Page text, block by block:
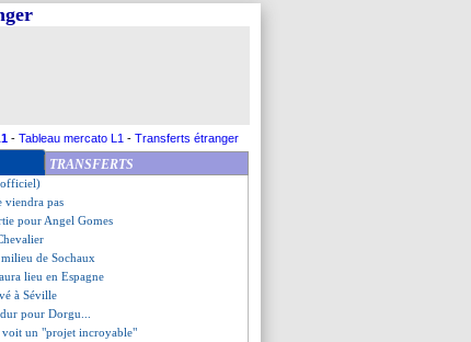
- Tableau mercato L1 - Transferts étranger
TRANSFERTS
avec Kane
à Chypre (officiel)
autrichien signe (off.)
Textor
viendra pas
pour Angel Gomes
de Sochaux
lieu en Espagne
à Séville
pour Dorgu...
voit un "projet incroyable"